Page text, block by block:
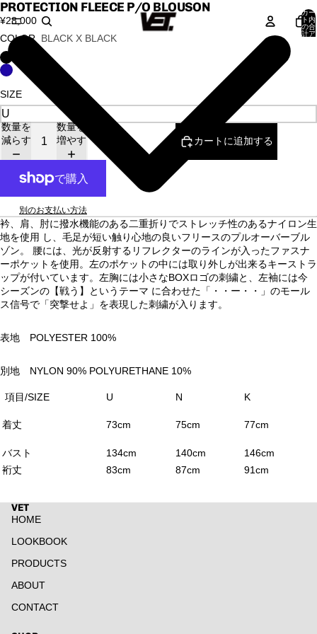
カー
ト内
の合
計ア
PROTECTION FLEECE P/O BLOUSON
¥28,000
COLOR BLACK X BLACK
SIZE
数量を
減らす
数量を
増やす
カートに追加する
別のお支払い方法
衿、肩、肘に撥水機能のある二重折りでストレッチ性のあるナイロン生
地を使用 し、毛足が短い触り心地の良いフリースのプルオーバーブル
ゾン。 腰には、光が反射するリフレクターのラインが入ったファスナ
ーポケットを使用。左のポケットの中には取り外しが出来るキーストラ
ップが付いています。左胸には小さなBOXロゴの刺繍と、左袖には今
シーズンの【戦う】というテーマ に合わせた「・・ー・・」のモール
ス信号で「突撃せよ」を表現した刺繍が入ります。
表地 POLYESTER 100%
別地 NYLON 90% POLYURETHANE 10%
項目/SIZE U N K
着丈 73cm 75cm 77cm
バスト 134cm 140cm
146cm
裄丈
83cm 87cm 91cm
VET
HOME
LOOKBOOK
PRODUCTS
ABOUT
CONTACT